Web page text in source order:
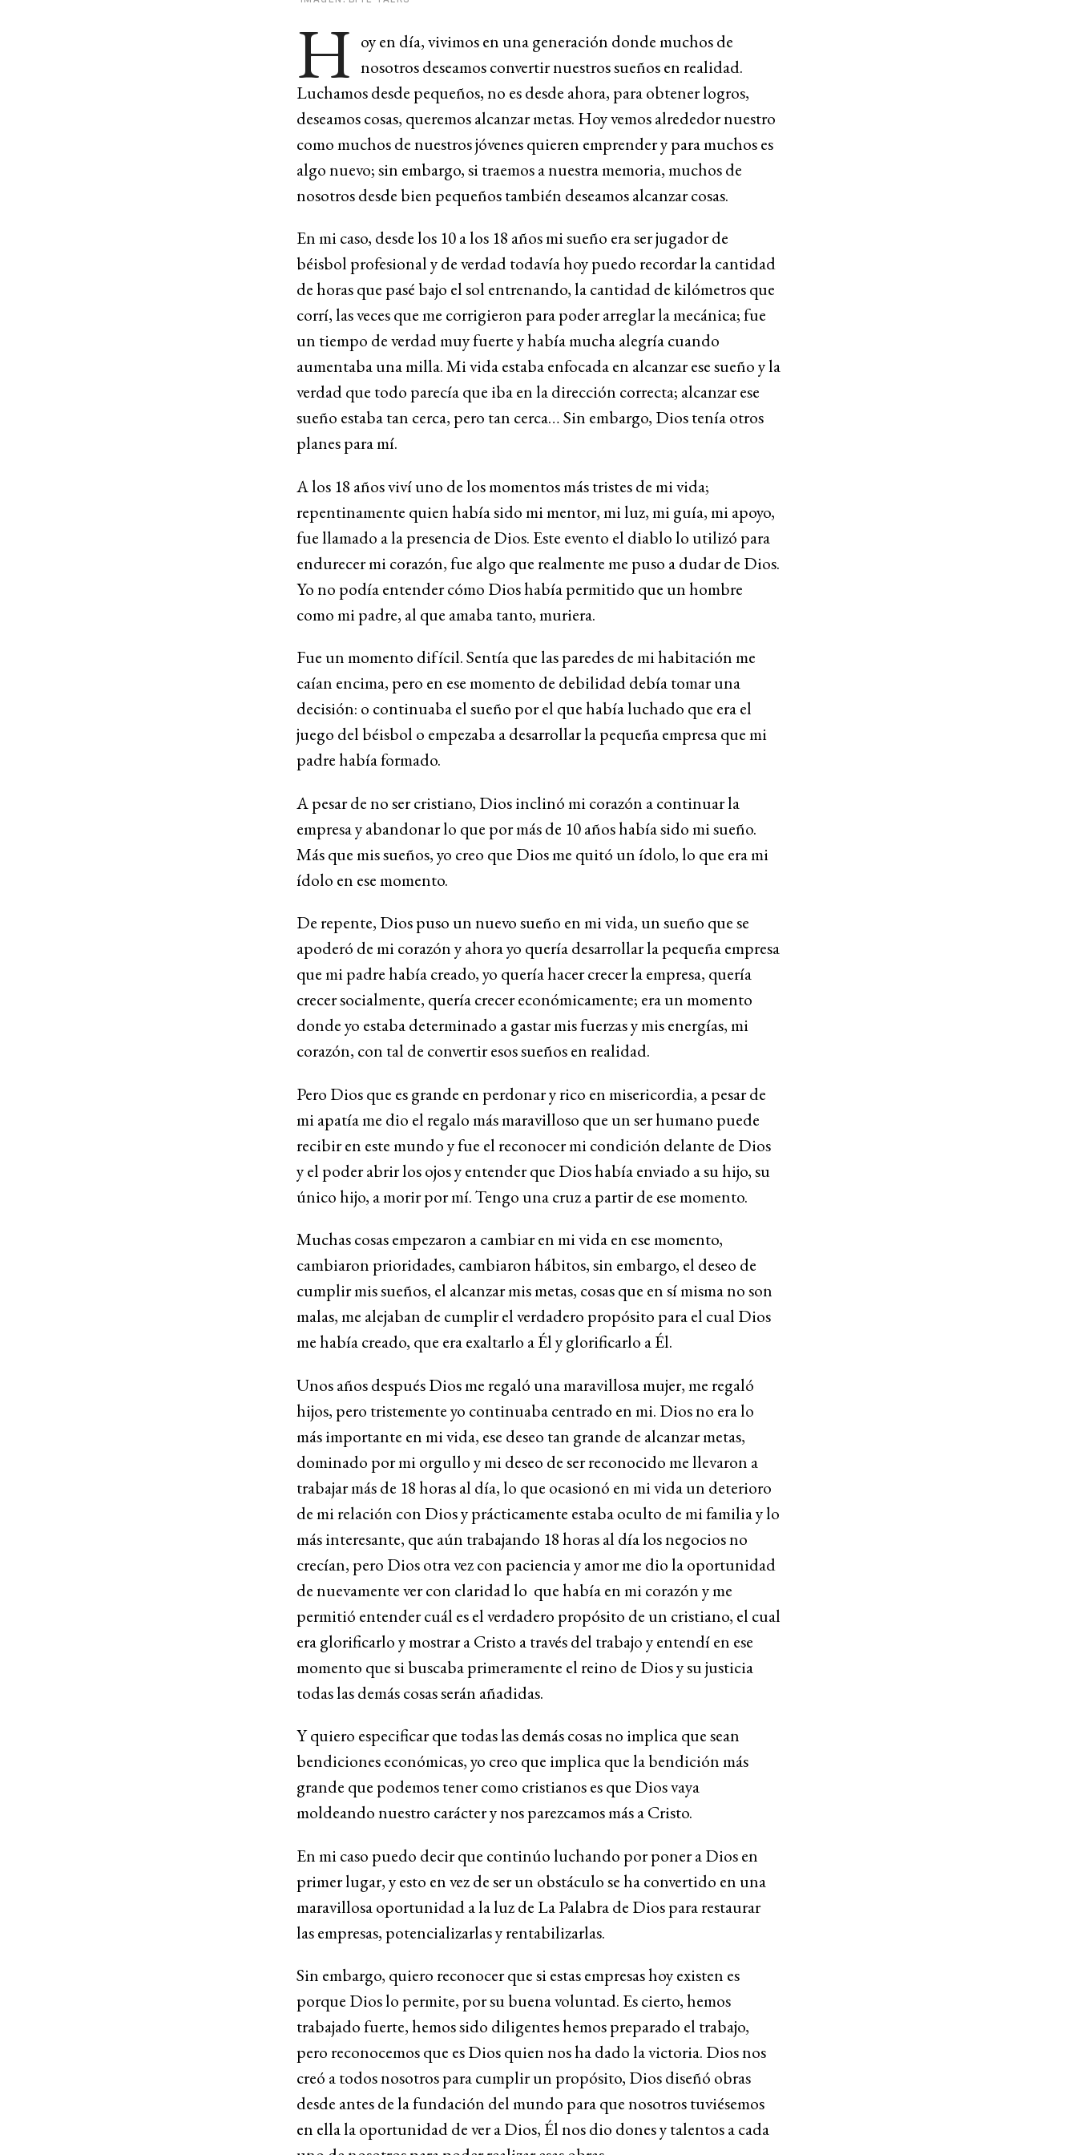
H oy en día, vivimos en una generación donde muchos de
nosotros deseamos convertir nuestros sueños en realidad.
Luchamos desde pequeños, no es desde ahora, para obtener logros,
deseamos cosas, queremos alcanzar metas. Hoy vemos alrededor nuestro
como muchos de nuestros jóvenes quieren emprender y para muchos es
algo nuevo; sin embargo, si traemos a nuestra memoria, muchos de
nosotros desde bien pequeños también deseamos alcanzar cosas.
En mi caso, desde los 10 a los 18 años mi sueño era ser jugador de
béisbol profesional y de verdad todavía hoy puedo recordar la cantidad
de horas que pasé bajo el sol entrenando, la cantidad de kilómetros que
corrí, las veces que me corrigieron para poder arreglar la mecánica; fue
un tiempo de verdad muy fuerte y había mucha alegría cuando
aumentaba una milla. Mi vida estaba enfocada en alcanzar ese sueño y la
verdad que todo parecía que iba en la dirección correcta; alcanzar ese
sueño estaba tan cerca, pero tan cerca… Sin embargo, Dios tenía otros
planes para mí.
A los 18 años viví uno de los momentos más tristes de mi vida;
repentinamente quien había sido mi mentor, mi luz, mi guía, mi apoyo,
fue llamado a la presencia de Dios. Este evento el diablo lo utilizó para
endurecer mi corazón, fue algo que realmente me puso a dudar de Dios.
Yo no podía entender cómo Dios había permitido que un hombre
como mi padre, al que amaba tanto, muriera.
Fue un momento difícil. Sentía que las paredes de mi habitación me
caían encima, pero en ese momento de debilidad debía tomar una
decisión: o continuaba el sueño por el que había luchado que era el
juego del béisbol o empezaba a desarrollar la pequeña empresa que mi
padre había formado.
A pesar de no ser cristiano, Dios inclinó mi corazón a continuar la
empresa y abandonar lo que por más de 10 años había sido mi sueño.
Más que mis sueños, yo creo que Dios me quitó un ídolo, lo que era mi
ídolo en ese momento.
De repente, Dios puso un nuevo sueño en mi vida, un sueño que se
apoderó de mi corazón y ahora yo quería desarrollar la pequeña empresa
que mi padre había creado, yo quería hacer crecer la empresa, quería
crecer socialmente, quería crecer económicamente; era un momento
donde yo estaba determinado a gastar mis fuerzas y mis energías, mi
corazón, con tal de convertir esos sueños en realidad.
Pero Dios que es grande en perdonar y rico en misericordia, a pesar de
mi apatía me dio el regalo más maravilloso que un ser humano puede
recibir en este mundo y fue el reconocer mi condición delante de Dios
y el poder abrir los ojos y entender que Dios había enviado a su hijo, su
único hijo, a morir por mí. Tengo una cruz a partir de ese momento.
Muchas cosas empezaron a cambiar en mi vida en ese momento,
cambiaron prioridades, cambiaron hábitos, sin embargo, el deseo de
cumplir mis sueños, el alcanzar mis metas, cosas que en sí misma no son
malas, me alejaban de cumplir el verdadero propósito para el cual Dios
me había creado, que era exaltarlo a Él y glorificarlo a Él.
Unos años después Dios me regaló una maravillosa mujer, me regaló
hijos, pero tristemente yo continuaba centrado en mi. Dios no era lo
más importante en mi vida, ese deseo tan grande de alcanzar metas,
dominado por mi orgullo y mi deseo de ser reconocido me llevaron a
trabajar más de 18 horas al día, lo que ocasionó en mi vida un deterioro
de mi relación con Dios y prácticamente estaba oculto de mi familia y lo
más interesante, que aún trabajando 18 horas al día los negocios no
crecían, pero Dios otra vez con paciencia y amor me dio la oportunidad
de nuevamente ver con claridad lo que había en mi corazón y me
permitió entender cuál es el verdadero propósito de un cristiano, el cual
era glorificarlo y mostrar a Cristo a través del trabajo y entendí en ese
momento que si buscaba primeramente el reino de Dios y su justicia
todas las demás cosas serán añadidas.
Y quiero especificar que todas las demás cosas no implica que sean
bendiciones económicas, yo creo que implica que la bendición más
grande que podemos tener como cristianos es que Dios vaya
moldeando nuestro carácter y nos parezcamos más a Cristo.
En mi caso puedo decir que continúo luchando por poner a Dios en
primer lugar, y esto en vez de ser un obstáculo se ha convertido en una
maravillosa oportunidad a la luz de La Palabra de Dios para restaurar
las empresas, potencializarlas y rentabilizarlas.
Sin embargo, quiero reconocer que si estas empresas hoy existen es
porque Dios lo permite, por su buena voluntad. Es cierto, hemos
trabajado fuerte, hemos sido diligentes hemos preparado el trabajo,
pero reconocemos que es Dios quien nos ha dado la victoria. Dios nos
creó a todos nosotros para cumplir un propósito, Dios diseñó obras
desde antes de la fundación del mundo para que nosotros tuviésemos
en ella la oportunidad de ver a Dios, Él nos dio dones y talentos a cada